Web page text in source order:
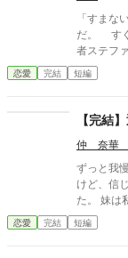
「すまない。エレーヌ
だ。 すぐに帰らなければならない。」 侯爵令嬢エレーヌの婚約
者ステフ
ンシアか
ってしま
恋愛 完結 短編
【完結
仲 奈華
ずっと我慢をしてきた。 私
けど、信じたくなかっ
た。 妹は私から全てを奪って行った。 なにもかも、、、、信じて
いたあの人まで、、、 母から
私は家から追い出された
恋愛 完結 短編